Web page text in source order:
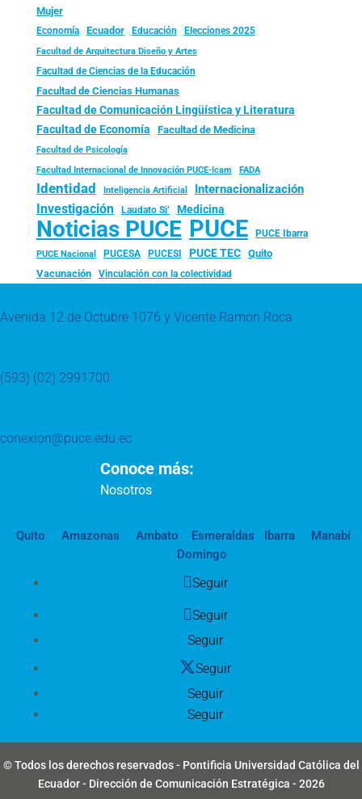
Mujer
Economía Ecuador Educación Elecciones 2025
Facultad de Arquitectura Diseño y Artes
Facultad de Ciencias de la Educación
Facultad de Ciencias Humanas
Facultad de Comunicación Lingüística y Literatura
Facultad de Economía Facultad de Medicina
Facultad de Psicología
Facultad Internacional de Innovación PUCE-Icam FADA
Identidad Inteligencia Artificial Internacionalización
Investigación Laudato Si’ Medicina
Noticias PUCE PUCE PUCE Ibarra
PUCE Nacional PUCESA PUCESI PUCE TEC
Quito
Vacunación
Vinculación con la colectividad
Avenida 12 de Octubre 1076 y Vicente Ramón Roca
(593) (02) 2991700
conexion@puce.edu.ec
Conoce más:
Nosotros
Quito Amazonas Ambato Esmeraldas Ibarra
Manabí
Domingo
Seguir
Seguir
Seguir
Seguir
Seguir
Seguir
© Todos los derechos reservados - Pontificia Universidad Católica del
Ecuador - Dirección de Comunicación Estratégica - 2026